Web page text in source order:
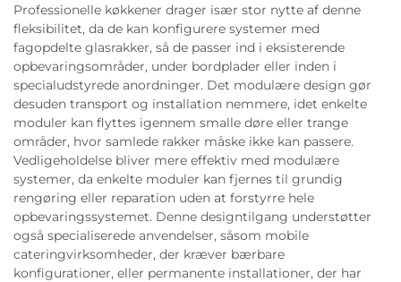
Professionelle køkkener drager især stor nytte af denne
fleksibilitet, da de kan konfigurere systemer med
fagopdelte glasrakker, så de passer ind i eksisterende
opbevaringsområder, under bordplader eller inden i
specialudstyrede anordninger. Det modulære design gør
desuden transport og installation nemmere, idet enkelte
moduler kan flyttes igennem smalle døre eller trange
områder, hvor samlede rakker måske ikke kan passere.
Vedligeholdelse bliver mere effektiv med modulære
systemer, da enkelte moduler kan fjernes til grundig
rengøring eller reparation uden at forstyrre hele
opbevaringssystemet. Denne designtilgang understøtter
også specialiserede anvendelser, såsom mobile
cateringvirksomheder, der kræver bærbare
konfigurationer, eller permanente installationer, der har